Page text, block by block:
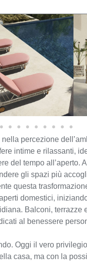
percezione
intime e rilassanti,
del tempo all’aperto.
gli spazi più
questa
domestici,
Balconi, terrazze
al benessere
Oggi il vero
casa, ma con la